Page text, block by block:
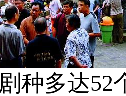
种多达52